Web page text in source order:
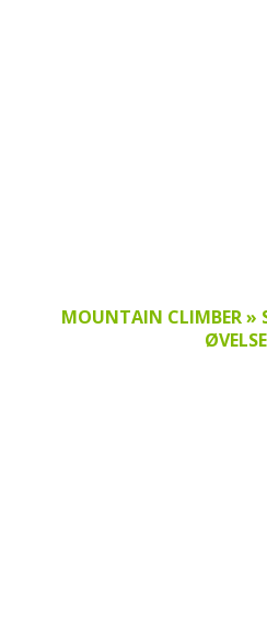
MOUNTAIN CLIMBER »